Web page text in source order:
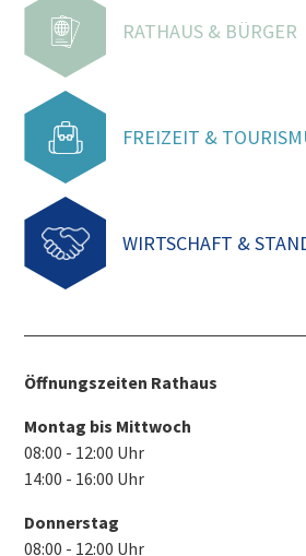
RATHAUS & BÜRGER
FREIZEIT &
WIRTSCHAFT &
Öffnungszeiten Rathaus
Montag bis Mittwoch
08:00 - 12:00 Uhr
14:00 - 16:00 Uhr
Donnerstag
08:00 - 12:00 Uhr